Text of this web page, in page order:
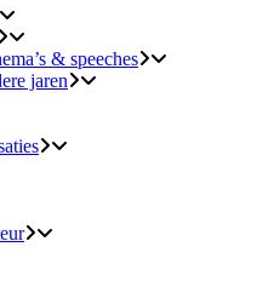
& speeches
jaren